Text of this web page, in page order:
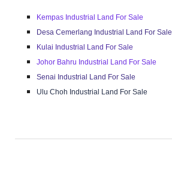
Kempas Industrial Land For Sale
Desa Cemerlang Industrial Land For Sale
Kulai Industrial Land For Sale
Johor Bahru Industrial Land For Sale
Senai Industrial Land For Sale
Ulu Choh Industrial Land For Sale